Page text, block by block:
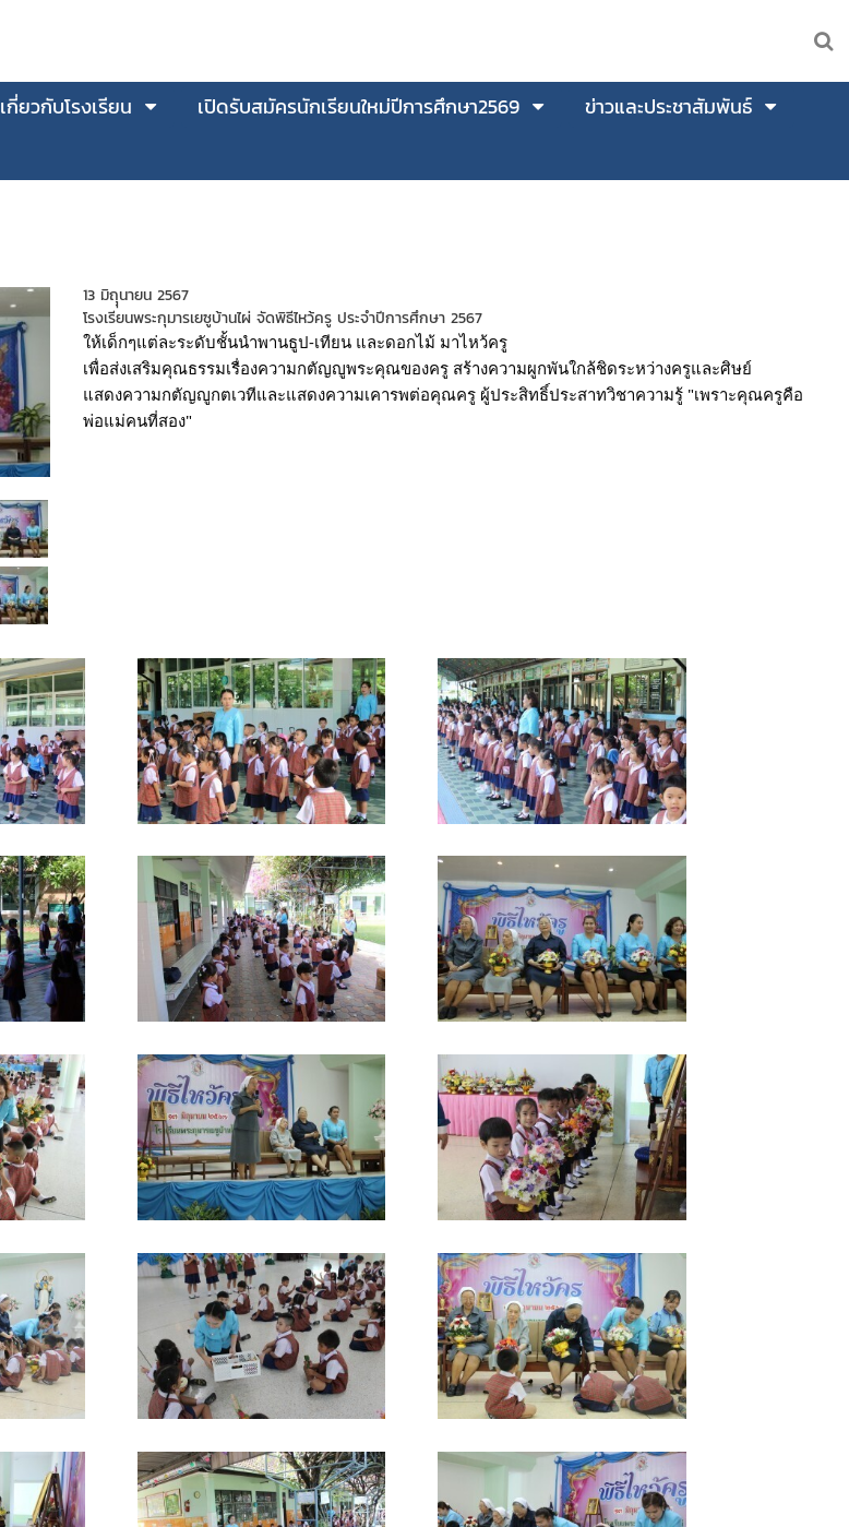
เกี่ยวกับโรงเรียน เปิดรับสมัครนักเรียนใหม่ปีการศึกษา2569
ข่าวและประชาสัมพันธ์
13 มิถุุนายน 2567
โรงเรียนพระกุมารเยซูบ้านไผ่ จัดพิธีไหว้ครู ประจำปีการศึกษา 2567
ให้เด็กๆแต่ละระดับชั้นนำพานธูป-เทียน และดอกไม้ มาไหว้ครู
เพื่อส่งเสริมคุณธรรมเรื่องความกตัญญูพระคุณของครู สร้างความผูกพันใกล้ชิดระหว่างครูและศิษย์
แสดงความกตัญญูกตเวทีและแสดงความเคารพต่อคุณครู ผู้ประสิทธิ์ประสาทวิชาความรู้ "เพราะคุณครูคือ
พ่อแม่คนที่สอง"